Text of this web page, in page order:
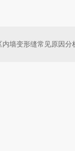
内墙变形缝常见原因分